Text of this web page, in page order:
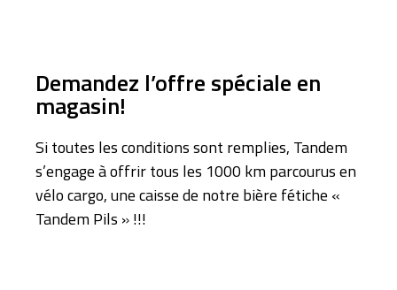
Demandez l’offre spéciale en
magasin!
Si toutes les conditions sont remplies, Tandem
s’engage à offrir tous les 1000 km parcourus en
vélo cargo, une caisse de notre bière fétiche «
Tandem Pils » !!!